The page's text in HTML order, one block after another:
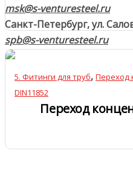
msk@s-venturesteel.ru
Санкт-Петербург, ул.
spb@s-venturesteel.ru
5. Фитинги для труб, Переход
DIN11852
Переход